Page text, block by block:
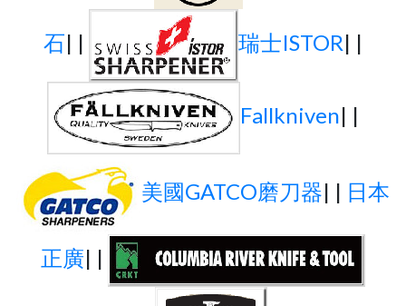
石| | 瑞士ISTOR| |
Fallkniven| |
美國GATCO磨刀器| | 日本
正廣| |